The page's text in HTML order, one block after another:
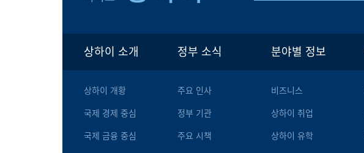
상하이 소개
상하이 개황
국제 경제 중심
국제 금융 중심
정부 소식
주요 인사
정부 기관
주요 시책
분야별 정보
비즈니스
상하이 취업
상하이 유학